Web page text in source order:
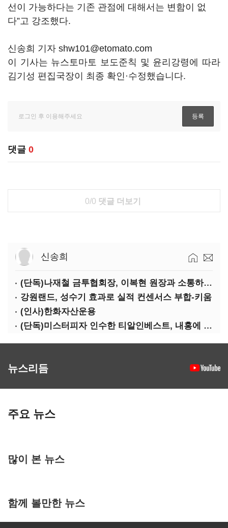
선이 가능하다는 기존 관점에 대해서는 변함이 없
다”고 강조했다.
신송희 기자 shw101@etomato.com
이 기사는 뉴스토마토 보도준칙 및 윤리강령에 따라
김기성 편집국장이 최종 확인·수정했습니다.
댓글 0
0/0 댓글 더보기
신송희
(단독)나재철 금투협회장, 이복현 원장과 소통하는 사이?
강원랜드, 성수기 효과로 실적 컨센서스 부합-키움
(인사)한화자산운용
(단독)미스터피자 인수한 티알인베스트, 내홍에 무너진 멜파스 인수전 참여
뉴스리듬
주요 뉴스
많이 본 뉴스
함께 볼만한 뉴스